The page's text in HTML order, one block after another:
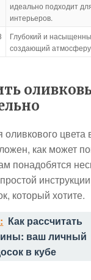
идеально подходит
интерьеров.
Глубокий и
создающий
оливкового
как может
понадобятся
который хотите.
Как рассчитать
ваш личный
в кубе